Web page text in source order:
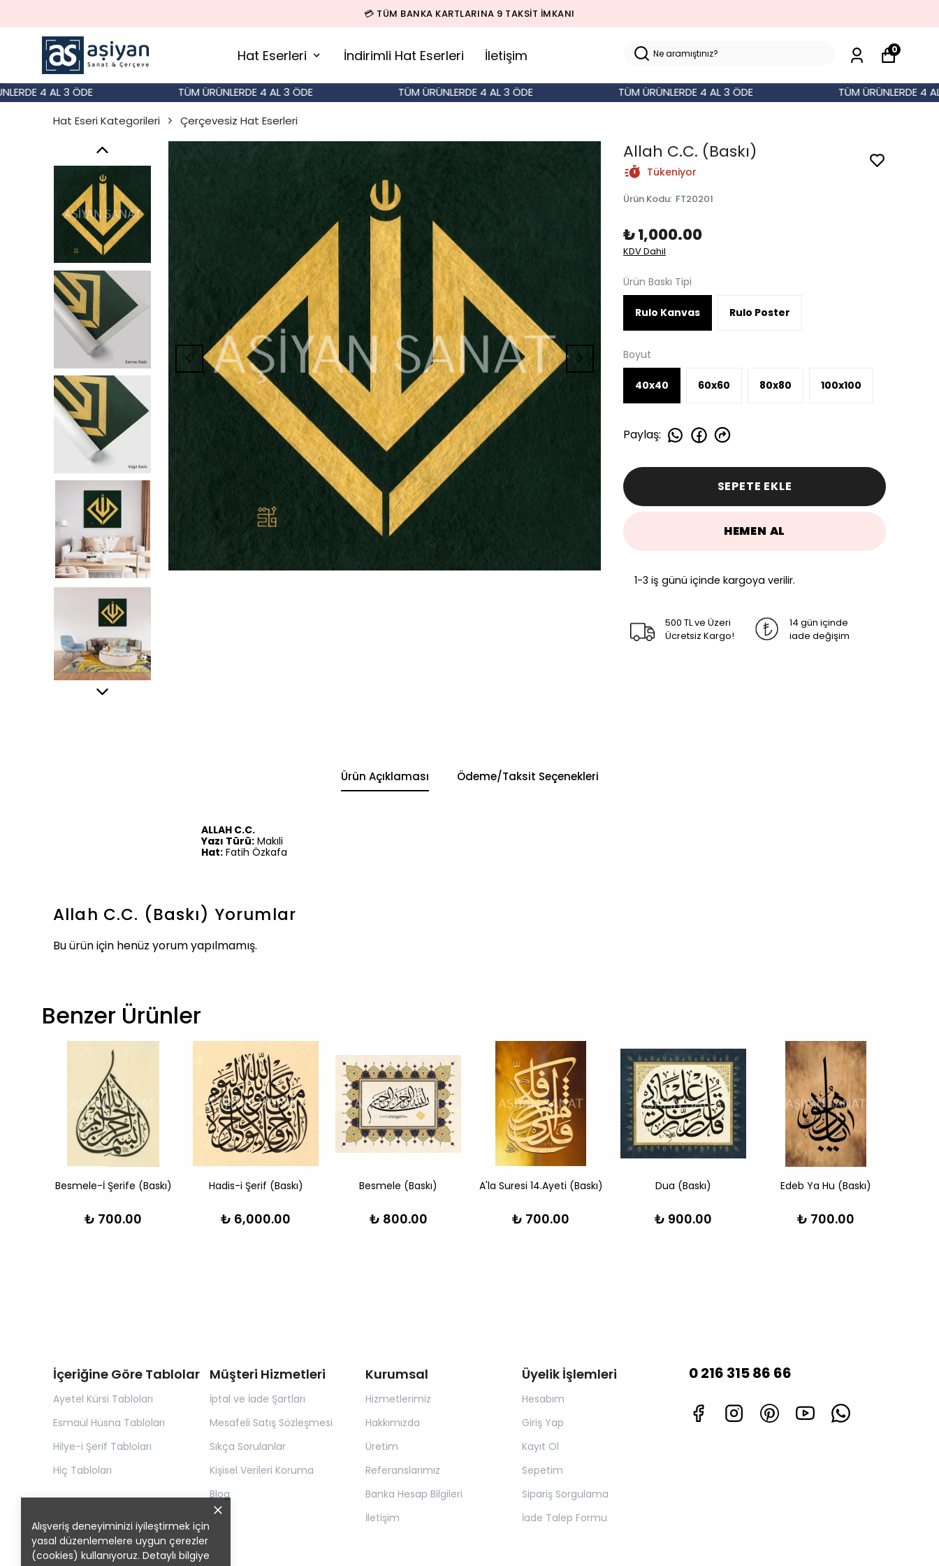
🚚 500 TL ÜZERİ SİPARİŞLERDE KARGO BEDAVA!
Hat Eserleri İndirimli Hat Eserleri İletişim 0
Alışveriş deneyiminizi iyileştirmek için
yasal düzenlemelere uygun çerezler
(cookies) kullanıyoruz. Detaylı bilgiye
4 AL 3 ÖDE TÜM ÜRÜNLERDE 4 AL 3 ÖDE TÜM ÜRÜNLERDE 4 AL 3 ÖDE TÜM ÜRÜNLERDE 4 AL 3 ÖDE
TÜM ÜRÜNLERDE 4 AL 3
Hat Eseri Kategorileri
Çerçevesiz Hat Eserleri
Allah C.C. (Baskı)
Tükeniyor
Ürün Kodu: FT20201
₺ 1,000.00
KDV Dahil
Ürün Baskı Tipi
Rulo Kanvas Rulo Poster
Boyut
40x40 60x60 80x80 100x100
Paylaş:
SEPETE EKLE
HEMEN AL
1-3 iş günü içinde kargoya verilir.
500 TL ve Üzeri
Ücretsiz Kargo!
14 gün içinde
iade değişim
Ürün Açıklaması Ödeme/Taksit Seçenekleri
ALLAH C.C.
Yazı Türü: Makıli
Hat: Fatih Özkafa
Allah C.C. (Baskı) Yorumlar
Bu ürün için henüz yorum yapılmamış.
Benzer Ürünler
Besmele-İ Şerife (Baskı)
₺ 700.00
Hadis-i Şerif (Baskı)
₺ 6,000.00
Besmele (Baskı)
₺ 800.00
A'la Suresi 14.Ayeti (Baskı)
₺ 700.00
Dua (Baskı)
₺ 900.00
Edeb Ya Hu (Baskı)
₺ 700.00
İçeriğine Göre Tablolar
Ayetel Kürsi Tabloları
Esmaül Hüsna Tabloları
Hilye-i Şerif Tabloları
Hiç Tabloları
Müşteri Hizmetleri
İptal ve İade Şartları
Mesafeli Satış Sözleşmesi
Sıkça Sorulanlar
Kişisel Verileri Koruma
Blog
Kurumsal
Hizmetlerimiz
Hakkımızda
Üretim
Referanslarımız
Banka Hesap Bilgileri
İletişim
Üyelik İşlemleri
Hesabım
Giriş Yap
Kayıt Ol
Sepetim
Sipariş Sorgulama
İade Talep Formu
0 216 315 86 66